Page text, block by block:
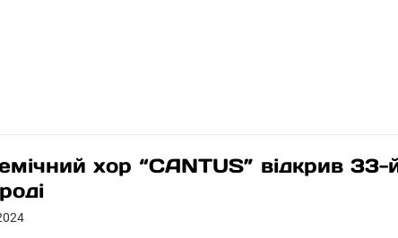
хор “CANTUS” відкрив